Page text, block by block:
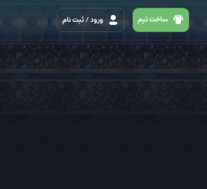
ساخت تیم ورود/ ثبت نام